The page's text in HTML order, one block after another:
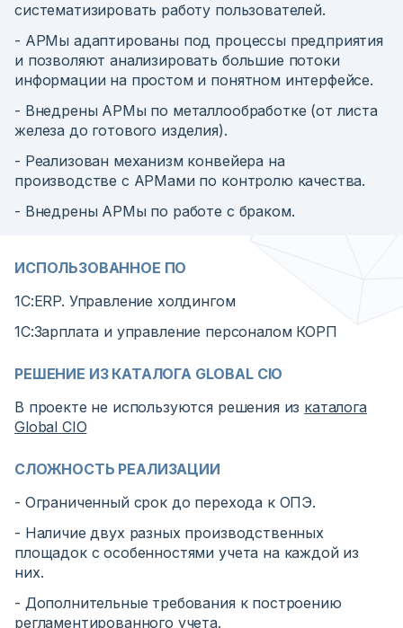
систематизировать работу пользователей.
- АРМы адаптированы под процессы предприятия
и позволяют анализировать большие потоки
информации на простом и понятном интерфейсе.
- Внедрены АРМы по металлообработке (от листа
железа до готового изделия).
- Реализован механизм конвейера на
производстве с АРМами по контролю качества.
- Внедрены АРМы по работе с браком.
ИСПОЛЬЗОВАННОЕ ПО
1С:ERP. Управление холдингом
1С:Зарплата и управление персоналом КОРП
РЕШЕНИЕ ИЗ КАТАЛОГА GLOBAL CIO
В проекте не используются решения из каталога
Global CIO
СЛОЖНОСТЬ РЕАЛИЗАЦИИ
- Ограниченный срок до перехода к ОПЭ.
- Наличие двух разных производственных
площадок с особенностями учета на каждой из
них.
- Дополнительные требования к построению
регламентированного учета.